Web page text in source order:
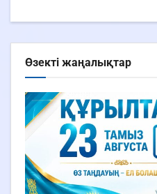
Өзекті жаңалықтар